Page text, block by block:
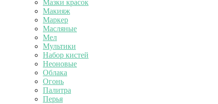
Мазки красок
Макияж
Маркер
Масляные
Мел
Мультики
Набор кистей
Неоновые
Облака
Огонь
Палитра
Перья